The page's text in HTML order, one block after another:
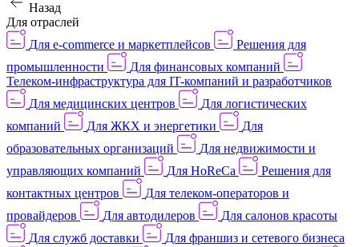
Назад
Для отраслей
Для e-commerce и маркетплейсов
Решения для
промышленности
Для финансовых компаний
Телеком-инфраструктура для IT-компаний и разработчиков
Для медицинских центров
Для логистических
компаний
Для ЖКХ и энергетики
Для
образовательных организаций
Для недвижимости и
управляющих компаний
Для HoReCa
Решения для
контактных центров
Для телеком-операторов и
провайдеров
Для автодилеров
Для салонов красоты
Для служб доставки
Для франшиз и сетевого бизнеса